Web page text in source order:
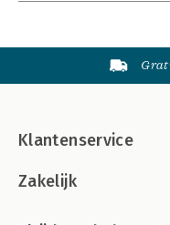
Klantenservice
Zakelijk